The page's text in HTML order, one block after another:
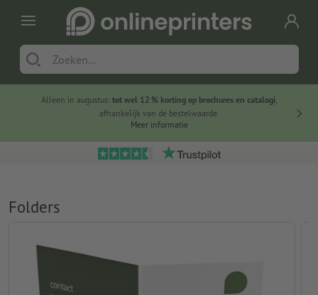
Alleen in augustus: tot wel 12 % korting op brochures en catalogi,
afhankelijk van de bestelwaarde.
Meer informatie
Folders